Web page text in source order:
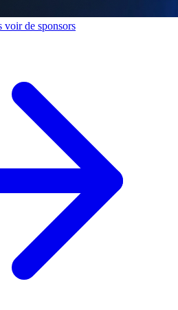
voir de sponsors